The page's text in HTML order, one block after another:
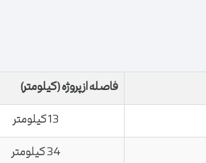
فاصله از پروژه (کیلومتر)
13 کیلومتر
34 کیلومتر